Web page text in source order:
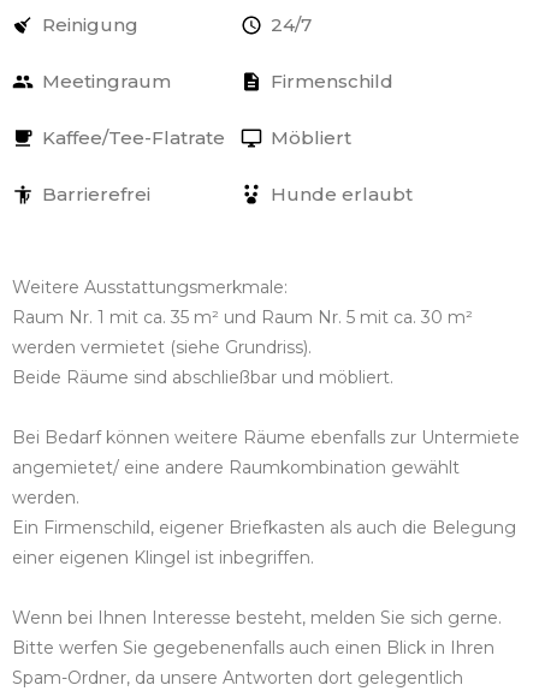
Reinigung 24/7
Meetingraum Firmenschild
Kaffee/Tee-Flatrate Möbliert
Barrierefrei Hunde erlaubt
Weitere Ausstattungsmerkmale:
Raum Nr. 1 mit ca. 35 m² und Raum Nr. 5 mit ca. 30 m²
werden vermietet (siehe Grundriss).
Beide Räume sind abschließbar und möbliert.
Bei Bedarf können weitere Räume ebenfalls zur Untermiete
angemietet/ eine andere Raumkombination gewählt
werden.
Ein Firmenschild, eigener Briefkasten als auch die Belegung
einer eigenen Klingel ist inbegriffen.
Wenn bei Ihnen Interesse besteht, melden Sie sich gerne.
Bitte werfen Sie gegebenenfalls auch einen Blick in Ihren
Spam-Ordner, da unsere Antworten dort gelegentlich